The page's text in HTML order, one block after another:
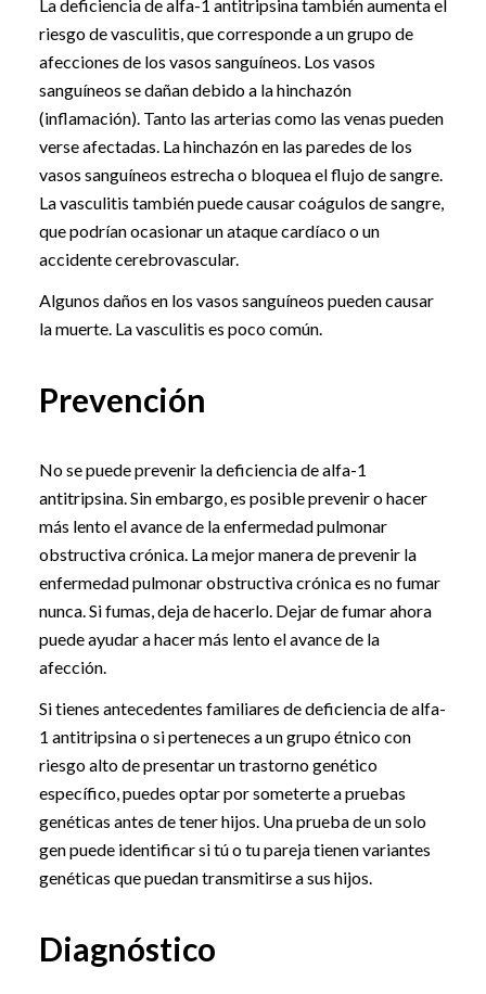
La deficiencia de alfa-1 antitripsina también aumenta el
riesgo de vasculitis, que corresponde a un grupo de
afecciones de los vasos sanguíneos. Los vasos
sanguíneos se dañan debido a la hinchazón
(inflamación). Tanto las arterias como las venas pueden
verse afectadas. La hinchazón en las paredes de los
vasos sanguíneos estrecha o bloquea el flujo de sangre.
La vasculitis también puede causar coágulos de sangre,
que podrían ocasionar un ataque cardíaco o un
accidente cerebrovascular.
Algunos daños en los vasos sanguíneos pueden causar
la muerte. La vasculitis es poco común.
Prevención
No se puede prevenir la deficiencia de alfa-1
antitripsina. Sin embargo, es posible prevenir o hacer
más lento el avance de la enfermedad pulmonar
obstructiva crónica. La mejor manera de prevenir la
enfermedad pulmonar obstructiva crónica es no fumar
nunca. Si fumas, deja de hacerlo. Dejar de fumar ahora
puede ayudar a hacer más lento el avance de la
afección.
Si tienes antecedentes familiares de deficiencia de alfa-
1 antitripsina o si perteneces a un grupo étnico con
riesgo alto de presentar un trastorno genético
específico, puedes optar por someterte a pruebas
genéticas antes de tener hijos. Una prueba de un solo
gen puede identificar si tú o tu pareja tienen variantes
genéticas que puedan transmitirse a sus hijos.
Diagnóstico